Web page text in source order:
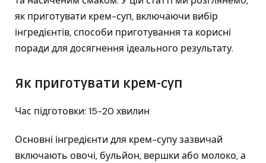
як приготувати крем-суп, включаючи вибір
інгредієнтів, способи приготування та корисні
поради для досягнення ідеального результату.
Як приготувати крем-суп
Час підготовки: 15-20 хвилин
Основні інгредієнти для крем-супу зазвичай
включають овочі, бульйон, вершки або молоко, а